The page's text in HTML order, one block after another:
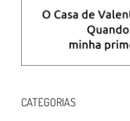
CATEGORIAS